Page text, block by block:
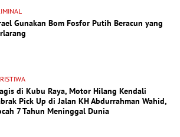
Gunakan Bom Fosfor Putih Beracun yang
di Kubu Raya, Motor Hilang Kendali
Pick Up di Jalan KH Abdurrahman Wahid,
7 Tahun Meninggal Dunia